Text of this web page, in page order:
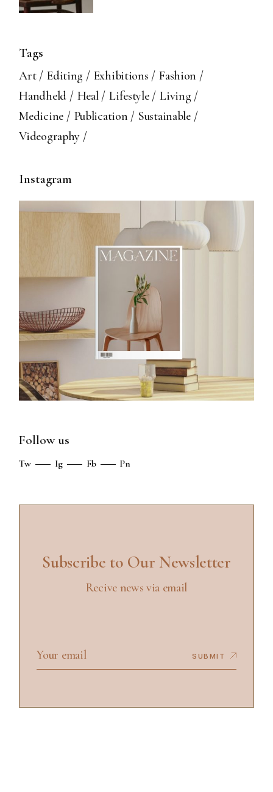
Tags
Art Editing Exhibitions
Fashion
Handheld
Heal Lifestyle
Living
Medicine
Publication
Sustainable
Videography
Instagram
Follow us
Tw Ig Fb Pn
Subscribe to Our Newsletter
Recive news via email
SUBMIT